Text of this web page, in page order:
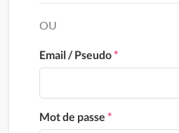
OU
Email / Pseudo*
Mot de passe *